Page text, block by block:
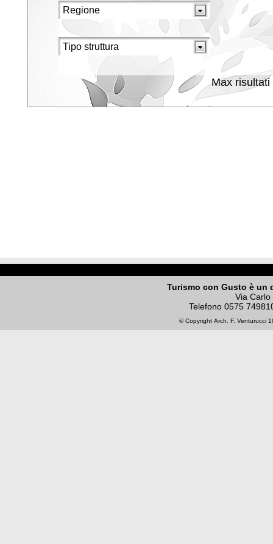
Max risultati
Turismo con Gusto è un
Via
Telefono 0575
© Copyright Arch. F. Venturucci